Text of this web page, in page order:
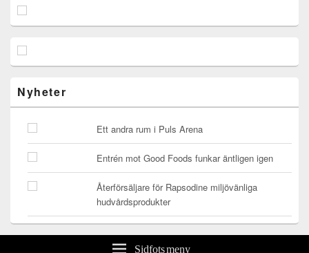
Nyheter
Ett andra rum i Puls Arena
Entrén mot Good Foods funkar äntligen igen
Återförsäljare för Rapsodine miljövänliga
hudvårdsprodukter
Sidfots meny